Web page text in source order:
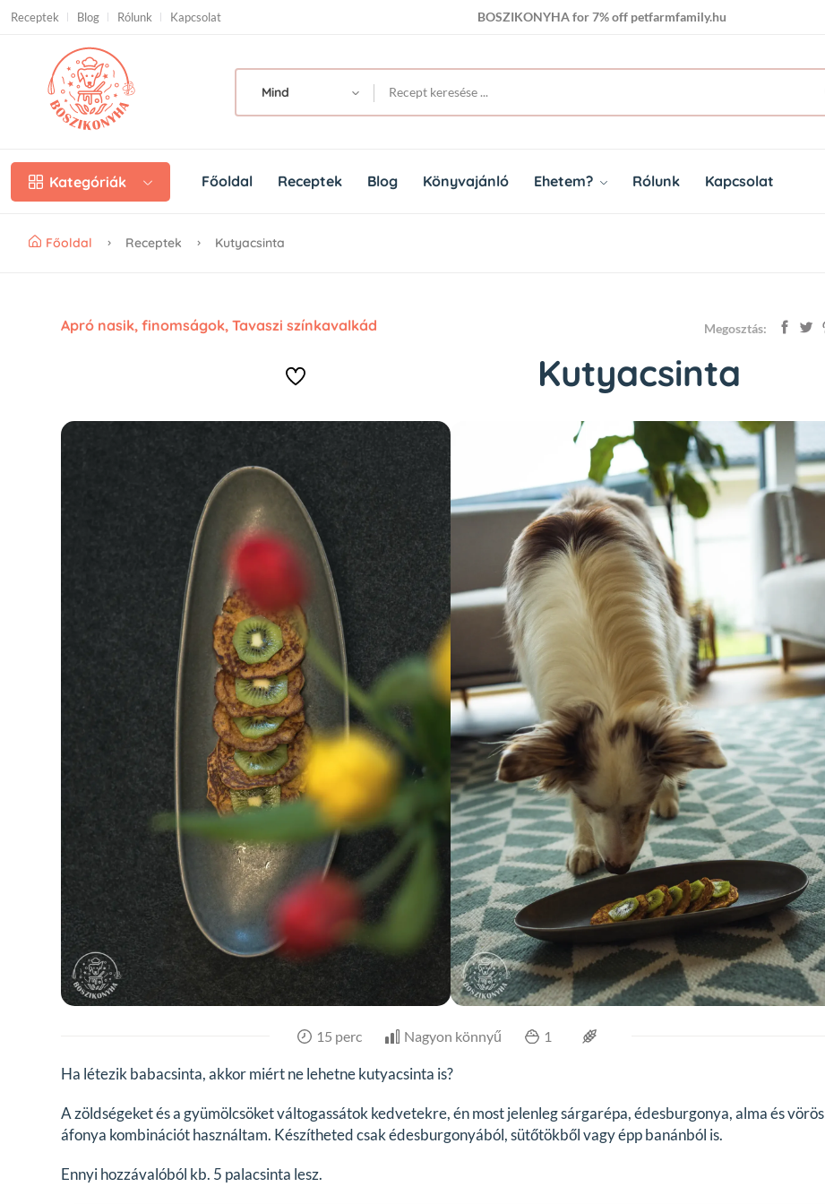
Skip to main content
Receptek Blog Rólunk Kapcsolat
BOSZIKONYHA for 7% off petfarmfamily.hu
BOSZIKONYHA for 7% off petfarmfamily.hu
Mind
Kategóriák Főoldal Receptek Blog Könyvajánló Ehetem? Rólunk Kapcsolat
Főoldal Receptek Kutyacsinta
Apró nasik, finomságok, Tavaszi színkavalkád Megosztás:
Kutyacsinta
15 perc Nagyon könnyű 1
Ha létezik babacsinta, akkor miért ne lehetne kutyacsinta is?
A zöldségeket és a gyümölcsöket váltogassátok kedvetekre, én most jelenleg sárgarépa, édesburgonya, alma és vörös
áfonya kombinációt használtam. Készítheted csak édesburgonyából, sütőtökből vagy épp banánból is.
Ennyi hozzávalóból kb. 5 palacsinta lesz.